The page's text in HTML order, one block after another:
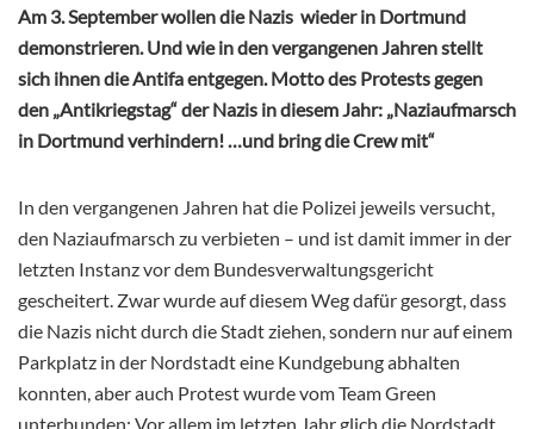
Am 3. September wollen die Nazis wieder in Dortmund
demonstrieren. Und wie in den vergangenen Jahren stellt
sich ihnen die Antifa entgegen. Motto des Protests gegen
den „Antikriegstag“ der Nazis in diesem Jahr: „Naziaufmarsch
in Dortmund verhindern! …und bring die Crew mit“
In den vergangenen Jahren hat die Polizei jeweils versucht,
den Naziaufmarsch zu verbieten – und ist damit immer in der
letzten Instanz vor dem Bundesverwaltungsgericht
gescheitert. Zwar wurde auf diesem Weg dafür gesorgt, dass
die Nazis nicht durch die Stadt ziehen, sondern nur auf einem
Parkplatz in der Nordstadt eine Kundgebung abhalten
konnten, aber auch Protest wurde vom Team Green
unterbunden: Vor allem im letzten Jahr glich die Nordstadt